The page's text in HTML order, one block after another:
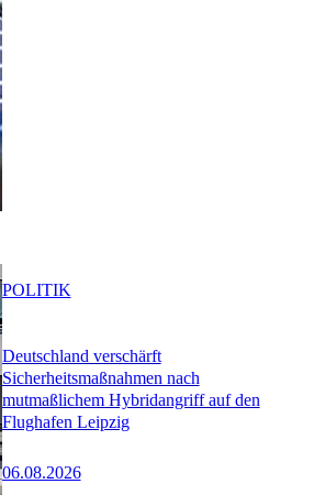
Deutschland verschärft
Sicherheitsmaßnahmen nach
mutmaßlichem Hybridangriff auf den
Flughafen Leipzig
06.08.2026
POLITIK